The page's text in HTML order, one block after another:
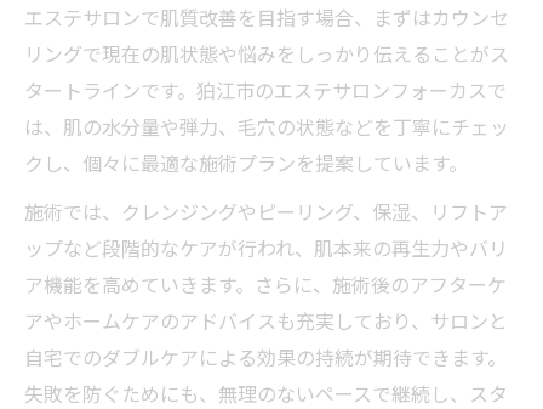
エステサロンで肌質改善を目指す場合、まずはカウンセ
リングで現在の肌状態や悩みをしっかり伝えることがス
タートラインです。狛江市のエステサロンフォーカスで
は、肌の水分量や弾力、毛穴の状態などを丁寧にチェッ
クし、個々に最適な施術プランを提案しています。
施術では、クレンジングやピーリング、保湿、リフトア
ップなど段階的なケアが行われ、肌本来の再生力やバリ
ア機能を高めていきます。さらに、施術後のアフターケ
アやホームケアのアドバイスも充実しており、サロンと
自宅でのダブルケアによる効果の持続が期待できます。
失敗を防ぐためにも、無理のないペースで継続し、スタ